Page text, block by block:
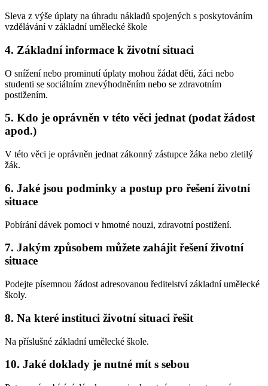
Sleva z výše úplaty na úhradu nákladů spojených s poskytováním
vzdělávání v základní umělecké škole
4. Základní informace k životní situaci
O snížení nebo prominutí úplaty mohou žádat děti, žáci nebo
studenti se sociálním znevýhodněním nebo se zdravotním
postižením.
5. Kdo je oprávněn v této věci jednat (podat žádost
apod.)
V této věci je oprávněn jednat zákonný zástupce žáka nebo zletilý
žák.
6. Jaké jsou podmínky a postup pro řešení životní
situace
Pobírání dávek pomoci v hmotné nouzi, zdravotní postižení.
7. Jakým způsobem můžete zahájit řešení životní
situace
Podejte písemnou žádost adresovanou ředitelství základní umělecké
školy.
8. Na které instituci životní situaci řešit
Na příslušné základní umělecké škole.
10. Jaké doklady je nutné mít s sebou